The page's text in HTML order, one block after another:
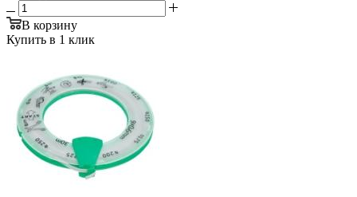
В корзину
Купить в 1 клик